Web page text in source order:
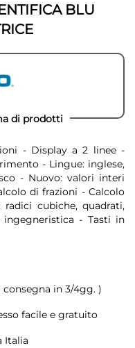
BLU
di prodotti
- Display a 2 linee -
- Lingue: inglese,
- Nuovo: valori interi
di frazioni - Calcolo
cubiche, quadrati,
- Tasti in
in 3/4gg. )
facile e gratuito
Italia